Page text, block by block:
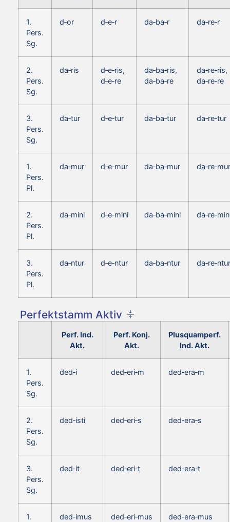
1.
Pers.
Sg.
d‑or d‑e‑r da‑ba‑r da‑re‑r
2.
Pers.
Sg.
da‑ris
d‑e‑ris,
d‑e‑re
da‑ba‑ris,
da‑ba‑re
da‑re‑ris,
da‑re‑re
3.
Pers.
Sg.
da‑tur d‑e‑tur da‑ba‑tur da‑re‑tur
1.
Pers.
Pl.
da‑mur d‑e‑mur da‑ba‑mur da‑re‑mur
2.
Pers.
Pl.
da‑mini d‑e‑mini da‑ba‑mini
3.
Pers.
Pl.
da‑ntur d‑e‑ntur da‑ba‑ntur da‑re‑ntur
Perfektstamm Aktiv
Perf. Ind.
Akt.
Perf. Konj.
Akt.
Plusquamperf.
Ind. Akt.
1.
Pers.
Sg.
ded‑i ded‑eri‑m ded‑era‑m
2.
Pers.
Sg.
ded‑isti ded‑eri‑s ded‑era‑s
3.
Pers.
Sg.
ded‑it ded‑eri‑t ded‑era‑t
1.
ded‑imus ded‑eri‑mus ded‑era‑mus